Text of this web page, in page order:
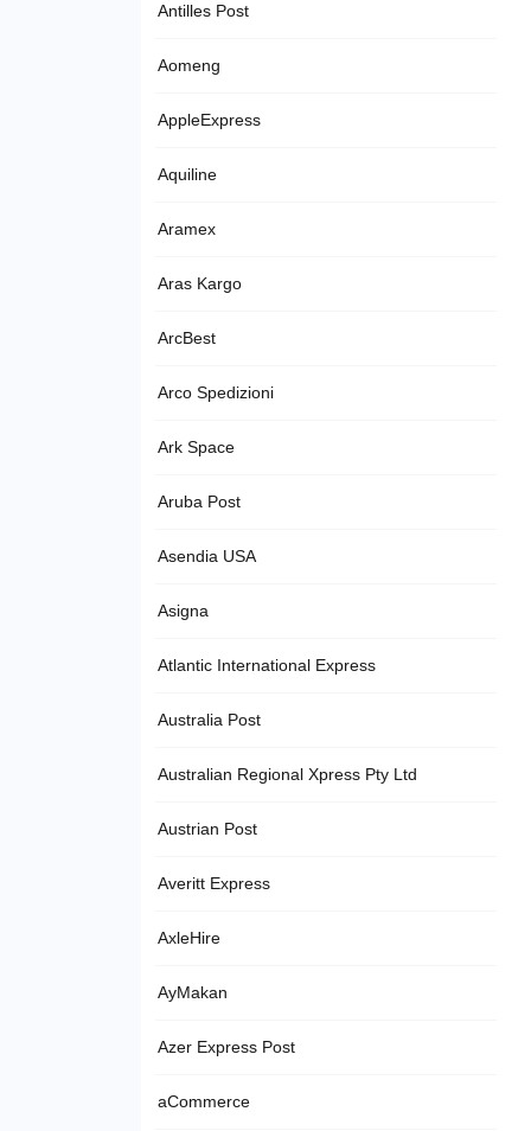
Antilles Post
Aomeng
AppleExpress
Aquiline
Aramex
Aras Kargo
ArcBest
Arco Spedizioni
Ark Space
Aruba Post
Asendia USA
Asigna
Atlantic International Express
Australia Post
Australian Regional Xpress Pty Ltd
Austrian Post
Averitt Express
AxleHire
AyMakan
Azer Express Post
aCommerce